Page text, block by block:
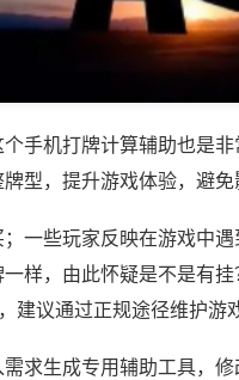
手机打牌计算辅助也是
型，提升游戏体验，避免
一些玩家反映在游戏中
样，由此怀疑是不是有
建议通过正规途径维护游
求生成专用辅助工具，